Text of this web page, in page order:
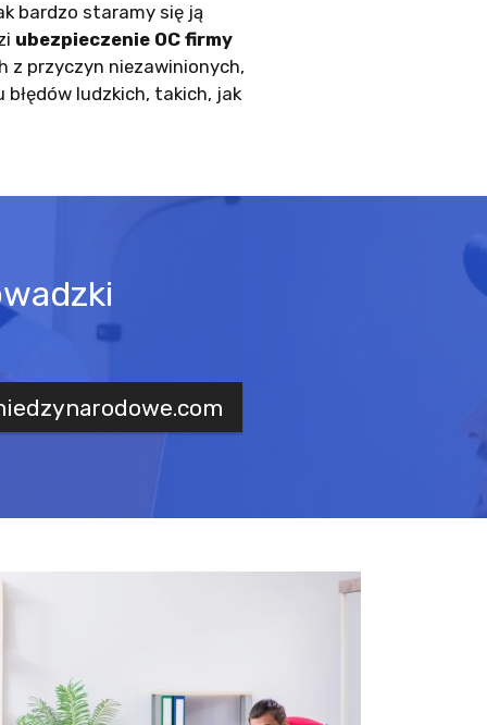
bardzo staramy się ją
ubezpieczenie OC firmy
z przyczyn niezawinionych,
ludzkich, takich, jak